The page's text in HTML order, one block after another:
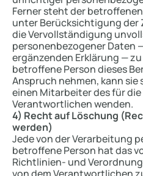
Ferner steht der
unter Berücksichtigung der
die Vervollständigung
personenbezogener Daten
ergänzenden Erklärung —
betroffene Person dieses
Anspruch nehmen, kann
einen Mitarbeiter des für
Verantwortlichen wenden.
4) Recht auf Löschung
werden)
Jede von der Verarbeitung
betroffene Person hat das
Richtlinien- und